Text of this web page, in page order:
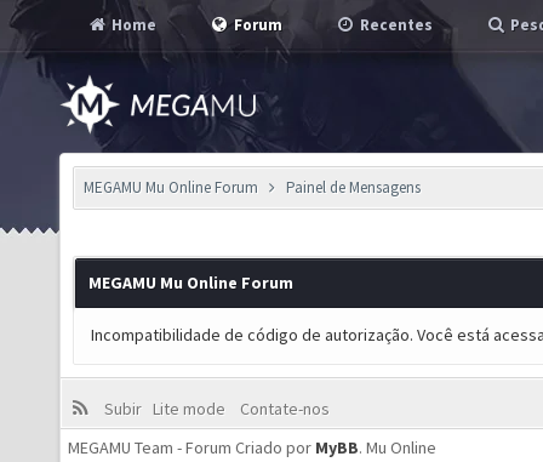
Home Forum Recentes
MEGAMU Mu Online Forum Painel de Mensagens
MEGAMU Mu Online Forum
Incompatibilidade de código de autorização. Você está
Subir Lite mode
Contate-nos
MEGAMU Team - Forum Criado por MyBB. Mu Online